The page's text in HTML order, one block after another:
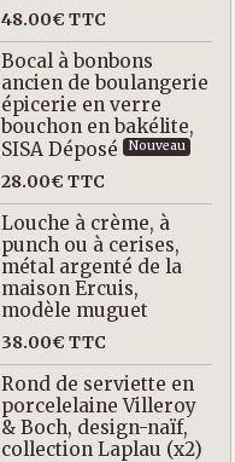
48.00€TTC
Bocal à bonbons
ancien de boulangerie
épicerie en verre
bouchon en bakélite,
SISA Déposé Nouveau
28.00€TTC
Louche à crème, à
punch ou à cerises,
métal argenté de la
maison Ercuis,
modèle muguet
38.00€TTC
Rond de serviette en
porcelelaine Villeroy
& Boch, design-naïf,
collection Laplau (x2)